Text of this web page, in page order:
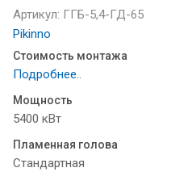
Артикул: ГГБ-5,4-ГД-65
Pikinno
Стоимость монтажа
Подробнее..
Мощность
5400 кВт
Пламенная голова
Стандартная